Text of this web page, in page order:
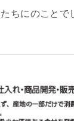
ちにのことで